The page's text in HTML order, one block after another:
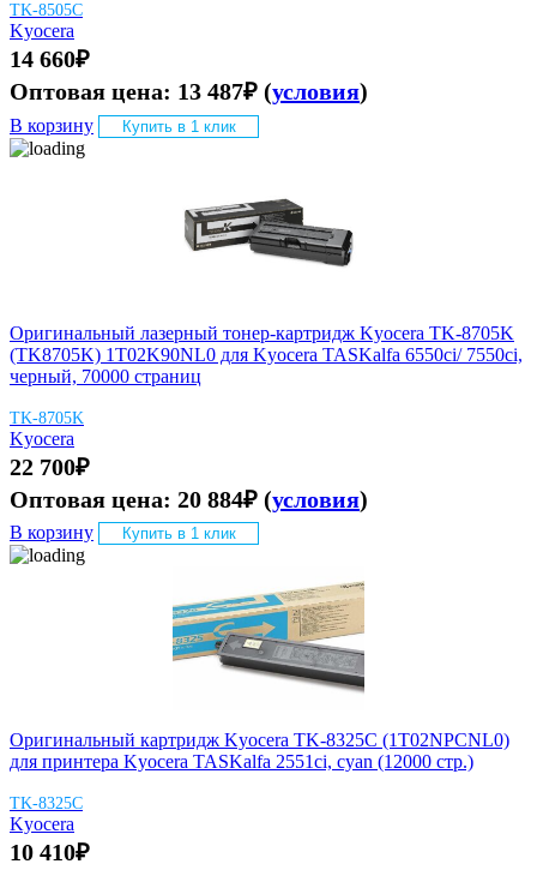
TK-8505C
Kyocera
14 660₽
Оптовая цена: 13 487₽ (условия)
В корзину Купить в 1 клик
Оригинальный лазерный тонер-картридж Kyocera TK-8705K
(TK8705K) 1T02K90NL0 для Kyocera TASKalfa 6550ci/ 7550ci,
черный, 70000 страниц
TK-8705K
Kyocera
22 700₽
Оптовая цена: 20 884₽ (условия)
В корзину Купить в 1 клик
Оригинальный картридж Kyocera TK-8325C (1T02NPCNL0)
для принтера Kyocera TASKalfa 2551ci, cyan (12000 стр.)
TK-8325C
Kyocera
10 410₽